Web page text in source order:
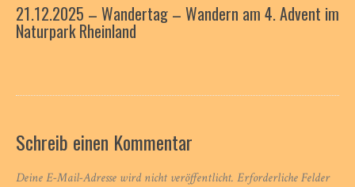
21.12.2025 – Wandertag – Wandern am 4. Advent im
Naturpark Rheinland
Schreib einen Kommentar
Deine E-Mail-Adresse wird nicht veröffentlicht. Erforderliche Felder